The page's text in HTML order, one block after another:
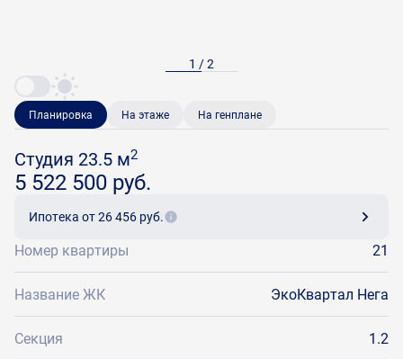
1 / 2
Планировка На этаже На генплане
Студия 23.5 м2
5 522 500 руб.
Ипотека от 26 456 руб.
Номер квартиры 21
Название ЖК ЭкоКвартал Нега
Секция 1.2